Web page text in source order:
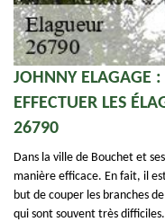
JOHNNY ELAGAGE
EFFECTUER LES
26790
Dans la ville de Bouchet et
manière efficace. En fait, il
but de couper les branches
qui sont souvent très